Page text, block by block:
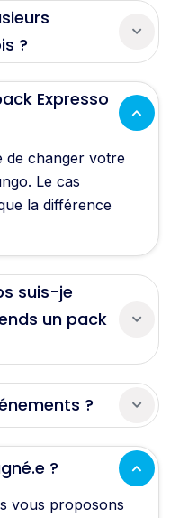
?
Expresso
de changer votre
Le cas
la différence
suis-je
un pack
?
?
vous proposons